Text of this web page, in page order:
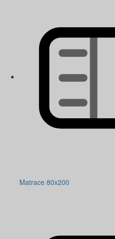
Matrace 80x200